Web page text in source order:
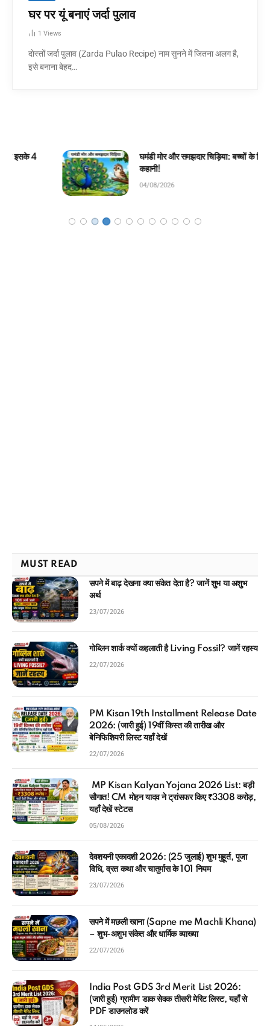
घर पर यूं बनाएं जर्दा पुलाव
1 Views
दाेस्तों जर्दा पुलाव (Zarda Pulao Recipe) नाम सुनने में जितना अलग है,
इसे बनाना बेहद…
घमंडी मोर और समझदार चिड़िया: बच्चों के लिए सुंदर जंगल
कहानी!
04/08/2026
MUST READ
सपने में बाढ़ देखना क्या संकेत देता है? जानें शुभ या अशुभ
अर्थ
23/07/2026
गोब्लिन शार्क क्यों कहलाती है Living Fossil? जानें रहस्य
22/07/2026
PM Kisan 19th Installment Release Date
2026: (जारी हुई) 19वीं किस्त की तारीख और
बेनिफिशियरी लिस्ट यहाँ देखें
22/07/2026
MP Kisan Kalyan Yojana 2026 List: बड़ी
सौगात! CM मोहन यादव ने ट्रांसफर किए ₹3308 करोड़,
यहाँ देखें स्टेटस
05/08/2026
देवशयनी एकादशी 2026: (25 जुलाई) शुभ मुहूर्त, पूजा
विधि, व्रत कथा और चातुर्मास के 101 नियम
23/07/2026
सपने में मछली खाना (Sapne me Machli Khana)
– शुभ-अशुभ संकेत और धार्मिक व्याख्या
22/07/2026
India Post GDS 3rd Merit List 2026:
(जारी हुई) ग्रामीण डाक सेवक तीसरी मेरिट लिस्ट, यहाँ से
PDF डाउनलोड करें